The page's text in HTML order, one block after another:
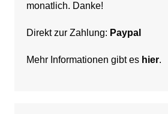
monatlich. Danke!
Direkt zur Zahlung: Paypal
Mehr Informationen gibt es hier.